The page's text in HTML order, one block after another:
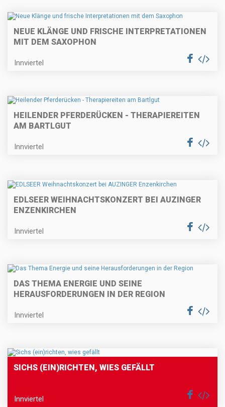
NEUE KLÄNGE UND FRISCHE INTERPRETATIONEN
MIT DEM SAXOPHON
Innviertel
HEILENDER PFERDERÜCKEN - THERAPIEREITEN
AM BARTLGUT
Innviertel
EDLSEER WEIHNACHTSKONZERT BEI AUZINGER
ENZENKIRCHEN
Innviertel
DAS THEMA ENERGIE UND SEINE
HERAUSFORDERUNGEN IN DER REGION
Innviertel
SICHS (EIN)RICHTEN, WIES GEFÄLLT
Innviertel